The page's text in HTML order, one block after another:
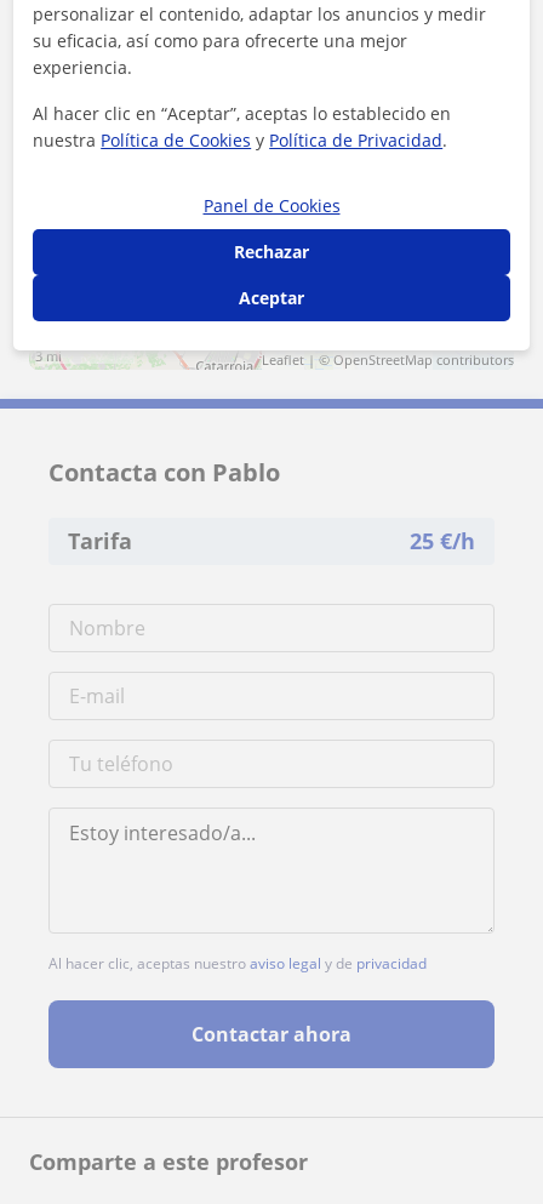
Comparte a este profesor
Valencia (Ciudad)
Tavernes Blanques
−
3 mi
Leaflet | © OpenStreetMap contributors
Contacta con Pablo
Tarifa 25 €/h
Al hacer clic, aceptas nuestroaviso legal y de privacidad
Contactar ahora
personalizar el contenido, adaptar los anuncios y medir
su eficacia, así como para ofrecerte una mejor
experiencia.
Al hacer clic en “Aceptar”, aceptas lo establecido en
nuestra Política de Cookies y Política de Privacidad.
Panel de Cookies
Rechazar
Aceptar